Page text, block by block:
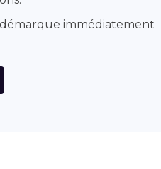
immédiatement